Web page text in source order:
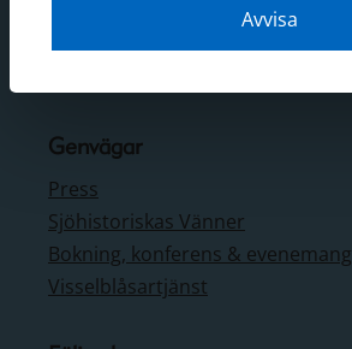
Avvisa
Behandling av personuppgifter
Genvägar
Press
Sjöhistoriskas Vänner
Bokning, konferens & evenemang
Visselblåsartjänst